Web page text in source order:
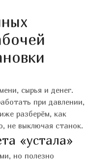
сырья и денег.
при давлении,
разберём, как
не выключая станок.
«устала»
но полезно